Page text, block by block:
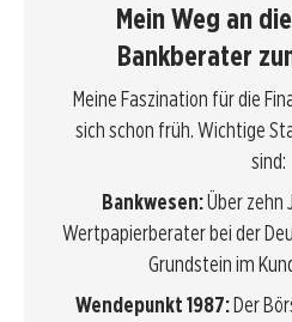
Mein Weg an
Bankberater
Meine Faszination für die
sich schon früh. Wichtige
sind:
Bankwesen:Über zehn
Wertpapierberater bei der
Grundstein im
Wendepunkt 1987:Der